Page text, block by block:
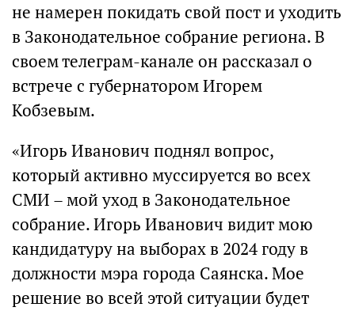
не намерен покидать свой пост и уходить
в Законодательное собрание региона. В
своем телеграм-канале он рассказал о
встрече с губернатором Игорем
Кобзевым.
«Игорь Иванович поднял вопрос,
который активно муссируется во всех
СМИ – мой уход в Законодательное
собрание. Игорь Иванович видит мою
кандидатуру на выборах в 2024 году в
должности мэра города Саянска. Мое
решение во всей этой ситуации будет